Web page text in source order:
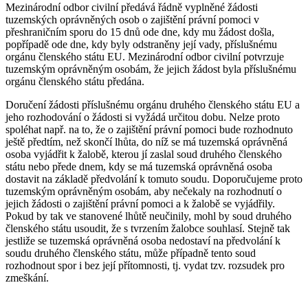
Mezinárodní odbor civilní předává řádně vyplněné žádosti
tuzemských oprávněných osob o zajištění právní pomoci v
přeshraničním sporu do 15 dnů ode dne, kdy mu žádost došla,
popřípadě ode dne, kdy byly odstraněny její vady, příslušnému
orgánu členského státu EU. Mezinárodní odbor civilní potvrzuje
tuzemským oprávněným osobám, že jejich žádost byla příslušnému
orgánu členského státu předána.
Doručení žádosti příslušnému orgánu druhého členského státu EU a
jeho rozhodování o žádosti si vyžádá určitou dobu. Nelze proto
spoléhat např. na to, že o zajištění právní pomoci bude rozhodnuto
ještě předtím, než skončí lhůta, do níž se má tuzemská oprávněná
osoba vyjádřit k žalobě, kterou jí zaslal soud druhého členského
státu nebo přede dnem, kdy se má tuzemská oprávněná osoba
dostavit na základě předvolání k tomuto soudu. Doporučujeme proto
tuzemským oprávněným osobám, aby nečekaly na rozhodnutí o
jejich žádosti o zajištění právní pomoci a k žalobě se vyjádřily.
Pokud by tak ve stanovené lhůtě neučinily, mohl by soud druhého
členského státu usoudit, že s tvrzením žalobce souhlasí. Stejně tak
jestliže se tuzemská oprávněná osoba nedostaví na předvolání k
soudu druhého členského státu, může případně tento soud
rozhodnout spor i bez její přítomnosti, tj. vydat tzv. rozsudek pro
zmeškání.